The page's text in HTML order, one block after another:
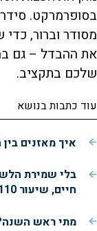
בסופרמרקט.
מסודר וברור,
את ההבדל – גם
שלכם בתקציב.
עוד כתבות בנושא
איך מאזנים בין
בלי שמירת
חיים, שיעור 110
מתי ראש השנה? כל